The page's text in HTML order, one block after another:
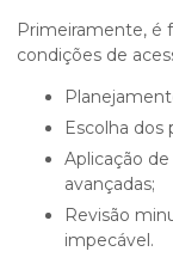
Primeiramente, é
condições de
Escolha
Aplicação de produtos específicos e uso de técnicas
avançadas;
Revisão minuciosa para garantir um acabamento
impecável.